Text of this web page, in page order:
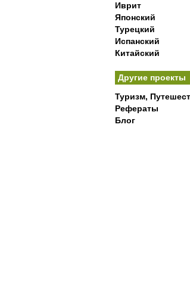
Иврит
Японский
Турецкий
Испанский
Китайский
Другие проекты
Туризм,
Рефераты
Блог